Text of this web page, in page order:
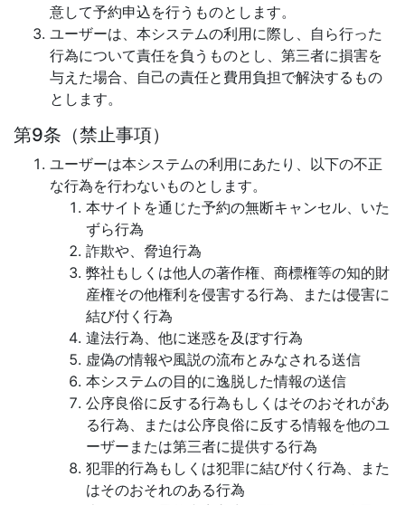
意して予約申込を行うものとします。
ユーザーは、本システムの利用に際し、自ら行った
行為について責任を負うものとし、第三者に損害を
与えた場合、自己の責任と費用負担で解決するもの
とします。
第9条（禁止事項）
ユーザーは本システムの利用にあたり、以下の不正
な行為を行わないものとします。
本サイトを通じた予約の無断キャンセル、いた
ずら行為
詐欺や、脅迫行為
弊社もしくは他人の著作権、商標権等の知的財
産権その他権利を侵害する行為、または侵害に
結び付く行為
違法行為、他に迷惑を及ぼす行為
虚偽の情報や風説の流布とみなされる送信
本システムの目的に逸脱した情報の送信
公序良俗に反する行為もしくはそのおそれがあ
る行為、または公序良俗に反する情報を他のユ
ーザーまたは第三者に提供する行為
犯罪的行為もしくは犯罪に結び付く行為、また
はそのおそれのある行為